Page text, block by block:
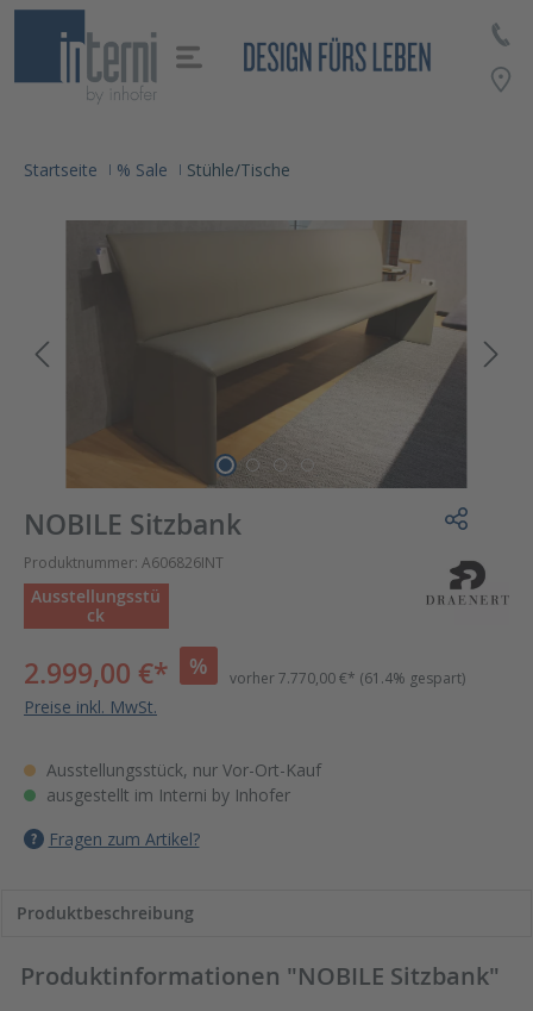
Startseite % Sale Stühle/Tische
NOBILE Sitzbank
Produktnummer: A606826INT
Ausstellungsstü
ck
2.999,00 €* % vorher7.770,00 €* (61.4% gespart)
Preise inkl. MwSt.
Ausstellungsstück, nur Vor-Ort-Kauf
ausgestellt im Interni by Inhofer
Fragen zum Artikel?
Produktbeschreibung
Produktinformationen "NOBILE Sitzbank"